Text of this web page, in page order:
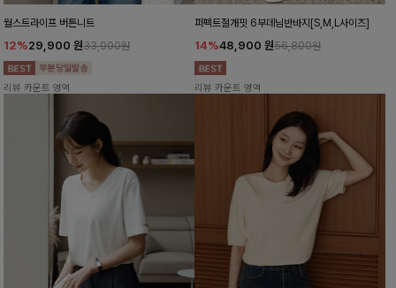
월스트라이프 버튼니트
12%29,900 원33,900원
리뷰 카운트 영역
퍼펙트절개핏 6부데님반바지[S,M,L사이즈]
14%48,900 원56,800원
리뷰 카운트 영역